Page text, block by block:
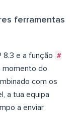
ferramentas
8.3 e a função #
momento do
com os
a tua equipa
a enviar